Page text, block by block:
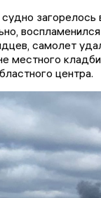
загорелось
самолет
местного
центра.